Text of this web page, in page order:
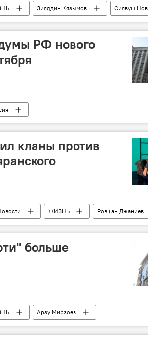
Зияддин Кязымов
Сиявуш
Захоронения
Стандарты
РФ нового
кланы против
ЖИЗНЬ
Ровшан Джаниев
Бюлент Бафрали Седат Шахин
больше
Арзу Мирзоев
Свидетельства Бумажная форма